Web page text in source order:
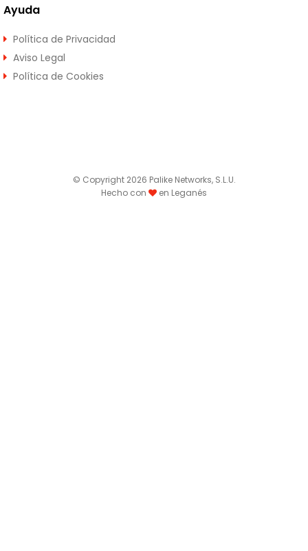
Ayuda
Política de Privacidad
Aviso Legal
Política de Cookies
© Copyright 2026 Palike Networks, S.L.U.
Hecho con
en Leganés